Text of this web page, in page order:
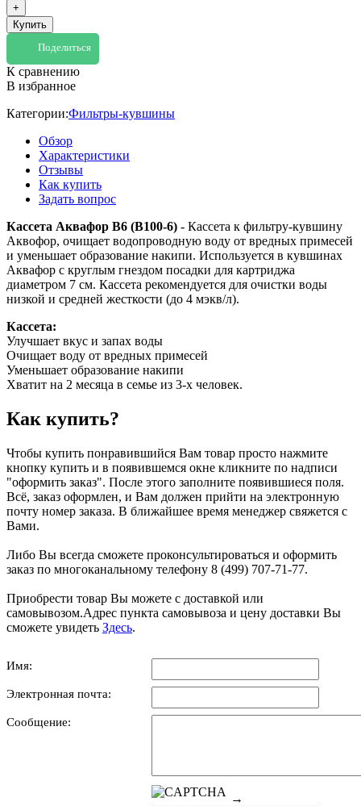
+
Купить
Поделиться
К сравнению
В избранное
Категории:Фильтры-кувшины
Обзор
Характеристики
Отзывы
Как купить
Задать вопрос
Касcета Аквафор B6 (В100-6) - Кассета к фильтру-кувшину
Аквофор, очищает водопроводную воду от вредных примесей
и уменьшает образование накипи. Используется в кувшинах
Аквафор c круглым гнездом посадки для картриджа
диаметром 7 см. Кассета рекомендуется для очистки воды
низкой и средней жесткости (до 4 мэкв/л).
Кассета:
Улучшает вкус и запах воды
Очищает воду от вредных примесей
Уменьшает образование накипи
Хватит на 2 месяца в семье из 3-х человек.
Как купить?
Чтобы купить понравившийся Вам товар просто нажмите
кнопку купить и в появившемся окне кликните по надписи
"оформить заказ". После этого заполните появившиеся поля.
Всё, заказ оформлен, и Вам должен прийти на электронную
почту номер заказа. В ближайшее время менеджер свяжется с
Вами.
Либо Вы всегда сможете проконсультироваться и оформить
заказ по многоканальному телефону 8 (499) 707-71-77.
Приобрести товар Вы можете с доставкой или
самовывозом.Адрес пункта самовывоза и цену доставки Вы
сможете увидеть Здесь.
Имя:
Электронная почта:
Сообщение:
→